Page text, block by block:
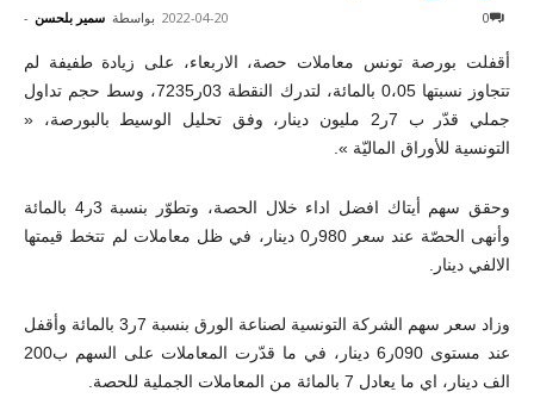
بواسطة سمير بلحسن - 2022-04-20 0
أقفلت بورصة تونس معاملات حصة، الاربعاء، على زيادة طفيفة لم
تتجاوز نسبتها 0،05 بالمائة، لتدرك النقطة 03ر7235، وسط حجم تداول
جملي قدّر ب 7ر2 مليون دينار، وفق تحليل الوسيط بالبورصة، «
التونسية للأوراق الماليّة ».
وحقق سهم أيتاك افضل اداء خلال الحصة، وتطوّر بنسبة 3ر4 بالمائة
وأنهى الحصّة عند سعر 980ر0 دينار، في ظل معاملات لم تتخط قيمتها
الالفي دينار.
وزاد سعر سهم الشركة التونسية لصناعة الورق بنسبة 7ر3 بالمائة وأقفل
عند مستوى 090ر6 دينار، في ما قدّرت المعاملات على السهم ب200
الف دينار، اي ما يعادل 7 بالمائة من المعاملات الجملية للحصة.